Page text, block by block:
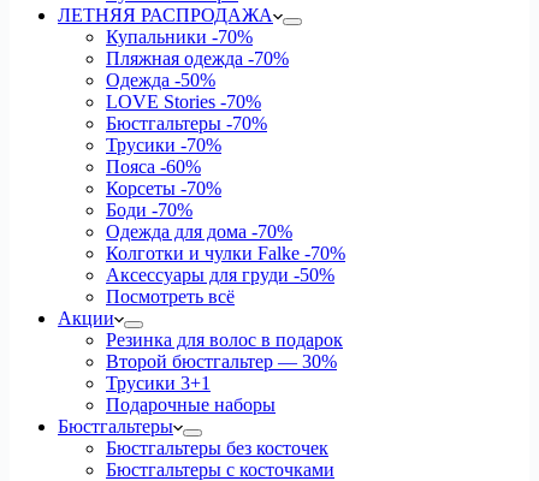
ЛЕТНЯЯ РАСПРОДАЖА
Купальники -70%
Пляжная одежда -70%
Одежда -50%
LOVE Stories -70%
Бюстгальтеры -70%
Трусики -70%
Пояса -60%
Корсеты -70%
Боди -70%
Одежда для дома -70%
Колготки и чулки Falke -70%
Аксессуары для груди -50%
Посмотреть всё
Акции
Резинка для волос в подарок
Второй бюстгальтер — 30%
Трусики 3+1
Подарочные наборы
Бюстгальтеры
Бюстгальтеры без косточек
Бюстгальтеры с косточками